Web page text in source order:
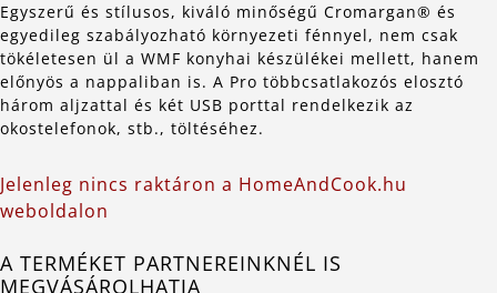
Egyszerű és stílusos, kiváló minőségű Cromargan® és
egyedileg szabályozható környezeti fénnyel, nem csak
tökéletesen ül a WMF konyhai készülékei mellett, hanem
előnyös a nappaliban is. A Pro többcsatlakozós elosztó
három aljzattal és két USB porttal rendelkezik az
okostelefonok, stb., töltéséhez.
Jelenleg nincs raktáron a HomeAndCook.hu
weboldalon
A TERMÉKET PARTNEREINKNÉL IS
MEGVÁSÁROLHATJA